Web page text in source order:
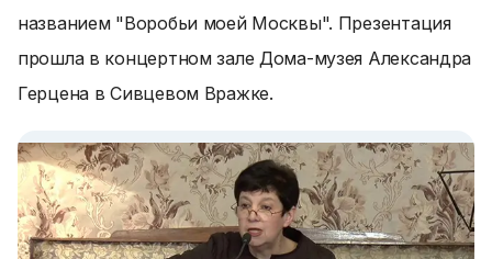
названием "Воробьи моей Москвы". Презентация
прошла в концертном зале Дома-музея Александра
Герцена в Сивцевом Вражке.